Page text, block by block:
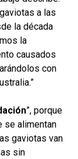
a las
la década
la
causados
con
”, porque
se alimentan
gaviotas van
sin